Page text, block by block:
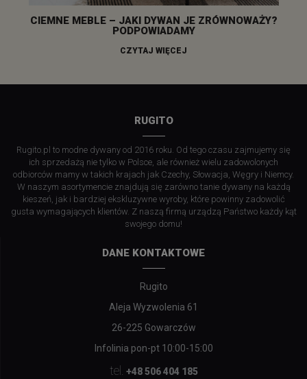
CIEMNE MEBLE – JAKI DYWAN JE ZRÓWNOWAŻY?
PODPOWIADAMY
CZYTAJ WIĘCEJ
RUGITO
Rugito.pl to modne dywany od 2016 roku. Od tego czasu zajmujemy się
ich sprzedażą nie tylko w Polsce, ale również wielu zadowolonych
odbiorców mamy w takich krajach jak Czechy, Słowacja, Węgry i Niemcy.
W naszym asortymencie znajdują się zarówno tanie dywany na każdą
kieszeń, jak i bardziej ekskluzywne wyroby, które powinny zadowolić
gusta wymagających klientów. Z naszą firmą urządzą Państwo każdy kąt
swojego domu!
DANE KONTAKTOWE
Rugito
Aleja Wyzwolenia 61
26-225 Gowarczów
Infolinia pon-pt 10:00-15:00
tel. +48 506 404 185